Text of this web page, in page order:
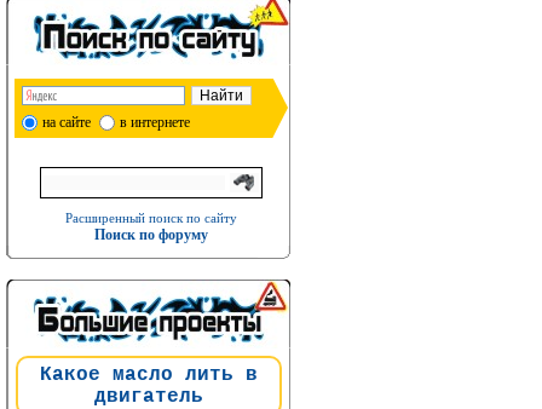
на сайте в интернете
Расширенный поиск по сайту
Поиск по форуму
Какое масло лить в
двигатель